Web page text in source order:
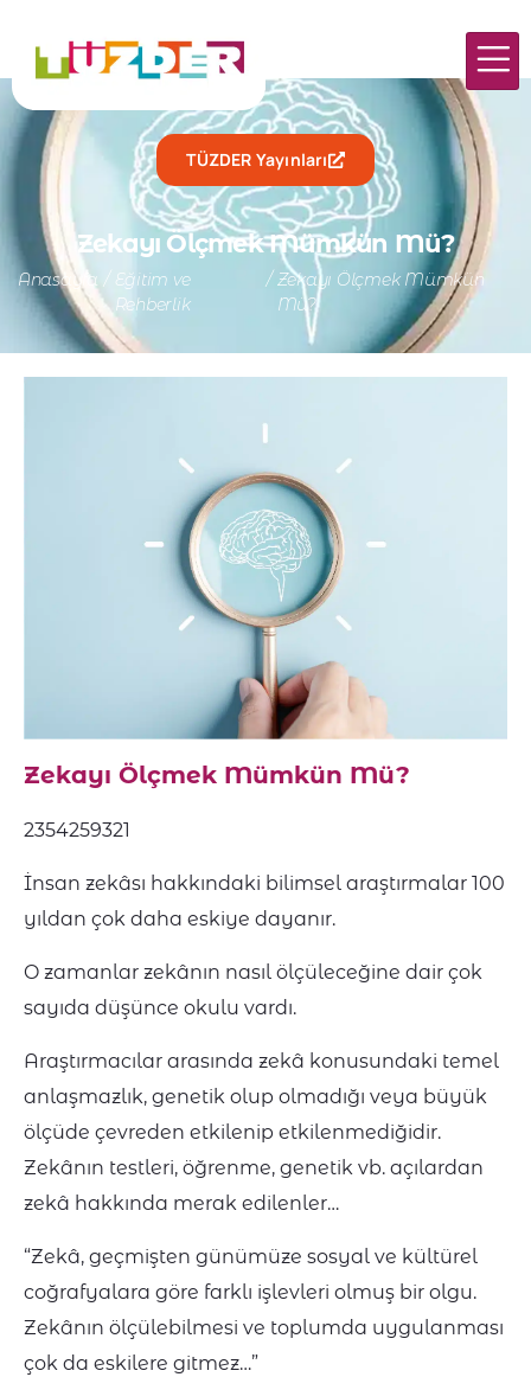
TÜZDER Yayınları
Zekayı Ölçmek Mümkün Mü?
Anasayfa
Eğitim ve
Rehberlik
/ Zekayı Ölçmek Mümkün
Mü?
Zekayı Ölçmek Mümkün Mü?
2354259321
İnsan zekâsı hakkındaki bilimsel araştırmalar 100
yıldan çok daha eskiye dayanır.
O zamanlar zekânın nasıl ölçüleceğine dair çok
sayıda düşünce okulu vardı.
Araştırmacılar arasında zekâ konusundaki temel
anlaşmazlık, genetik olup olmadığı veya büyük
ölçüde çevreden etkilenip etkilenmediğidir.
Zekânın testleri, öğrenme, genetik vb. açılardan
zekâ hakkında merak edilenler…
“Zekâ, geçmişten günümüze sosyal ve kültürel
coğrafyalara göre farklı işlevleri olmuş bir olgu.
Zekânın ölçülebilmesi ve toplumda uygulanması
çok da eskilere gitmez…”